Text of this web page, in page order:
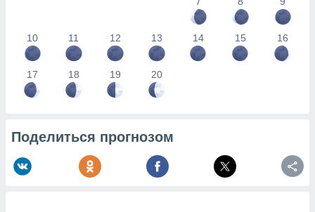
10 11 12 13 14 15 16
17 18 19 20
Поделиться прогнозом